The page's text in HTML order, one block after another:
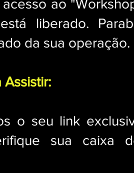
ao
liberado.
da sua operação.
o seu link
sua